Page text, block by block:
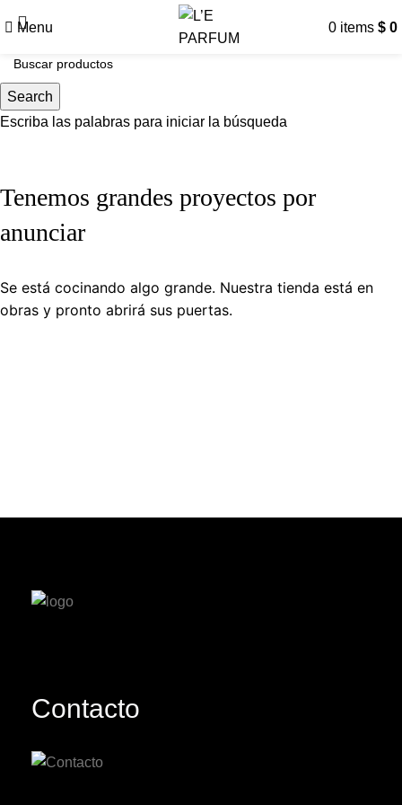
Menu 0 items $ 0
Tenemos grandes proyectos por
anunciar
Se está cocinando algo grande. Nuestra tienda está en
obras y pronto abrirá sus puertas.
Contacto
Search
Escriba las palabras para iniciar la búsqueda